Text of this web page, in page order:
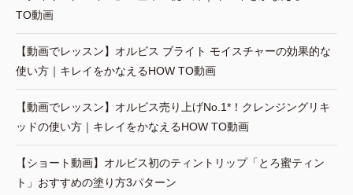
TO動画
【動画でレッスン】オルビス ブライト モイスチャーの効果的な
使い方｜キレイをかなえるHOW TO動画
【動画でレッスン】オルビス売り上げNo.1*！クレンジングリキ
ッドの使い方｜キレイをかなえるHOW TO動画
【ショート動画】オルビス初のティントリップ「とろ蜜ティン
ト」おすすめの塗り方3パターン